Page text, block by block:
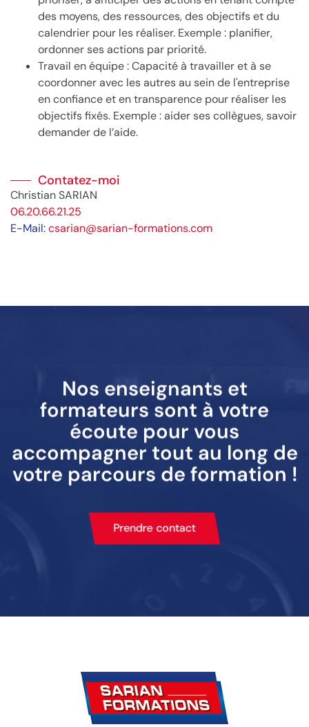
des moyens, des ressources, des objectifs et du
calendrier pour les réaliser. Exemple : planifier,
ordonner ses actions par priorité.
Travail en équipe : Capacité à travailler et à se
coordonner avec les autres au sein de l'entreprise
en confiance et en transparence pour réaliser les
objectifs fixés. Exemple : aider ses collègues, savoir
demander de l’aide.
Contatez-moi
Christian SARIAN
06.20.66.21.25
E-Mail:csarian@sarian-formations.com
Nos enseignants et
formateurs sont à votre
écoute pour vous
accompagner tout au long de
votre parcours de formation !
Prendre contact